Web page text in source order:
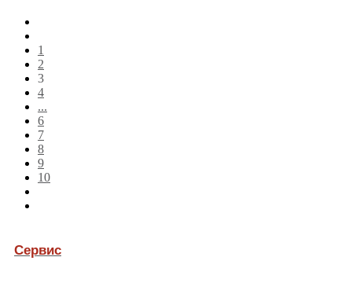
1
2
3
4
...
6
7
8
9
10
Сервис